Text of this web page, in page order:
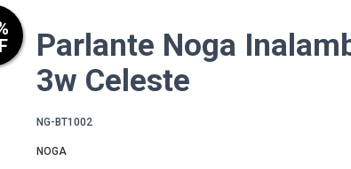
Parlante Noga
3w Celeste
NG-BT1002
NOGA